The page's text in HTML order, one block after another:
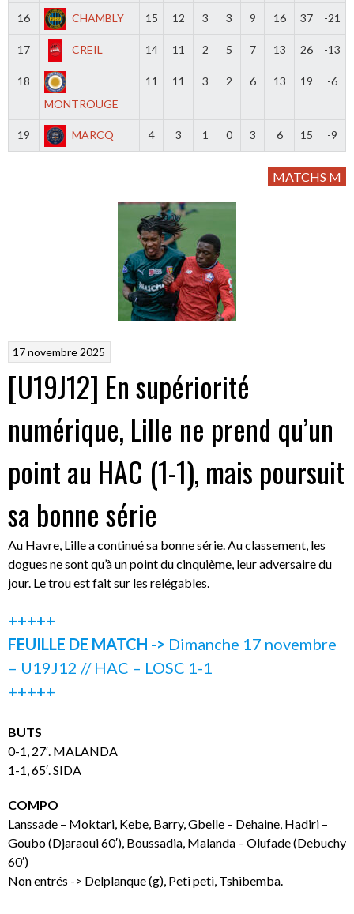
16 CHAMBLY 15 12 3 3 9 16 37 -21
17 CREIL 14 11 2 5 7 13 26 -13
18
MONTROUGE
11 11 3 2 6 13 19 -6
19 MARCQ 4 3 1 0 3 6 15 -9
MATCHS M
17 novembre 2025
[U19J12] En supériorité
numérique, Lille ne prend qu’un
point au HAC (1-1), mais poursuit
sa bonne série
Au Havre, Lille a continué sa bonne série. Au classement, les
dogues ne sont qu’à un point du cinquième, leur adversaire du
jour. Le trou est fait sur les relégables.
+++++
FEUILLE DE MATCH -> Dimanche 17 novembre
– U19J12 // HAC – LOSC 1-1
+++++
BUTS
0-1, 27′. MALANDA
1-1, 65′. SIDA
COMPO
Lanssade – Moktari, Kebe, Barry, Gbelle – Dehaine, Hadiri –
Goubo (Djaraoui 60′), Boussadia, Malanda – Olufade (Debuchy
60′)
Non entrés -> Delplanque (g), Peti peti, Tshibemba.